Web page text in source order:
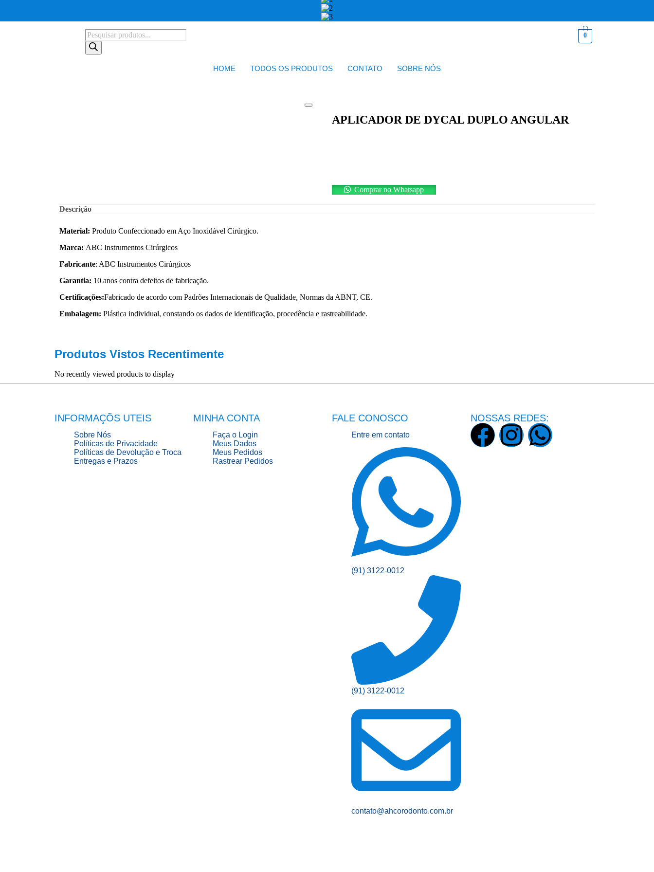
0
HOME TODOS OS PRODUTOS CONTATO SOBRE NÓS
APLICADOR DE DYCAL DUPLO ANGULAR
Comprar no Whatsapp
Descrição
Material: Produto Confeccionado em Aço Inoxidável Cirúrgico.
Marca: ABC Instrumentos Cirúrgicos
Fabricante: ABC Instrumentos Cirúrgicos
Garantia: 10 anos contra defeitos de fabricação.
Certificações:Fabricado de acordo com Padrões Internacionais de Qualidade, Normas da ABNT, CE.
Embalagem: Plástica individual, constando os dados de identificação, procedência e rastreabilidade.
Produtos Vistos Recentimente
No recently viewed products to display
INFORMAÇÕS UTEIS
Sobre Nós
Políticas de Privacidade
Políticas de Devolução e Troca
Entregas e Prazos
MINHA CONTA
Faça o Login
Meus Dados
Meus Pedidos
Rastrear Pedidos
FALE CONOSCO
Entre em contato
(91) 3122-0012
(91) 3122-0012
contato@ahcorodonto.com.br
NOSSAS REDES: